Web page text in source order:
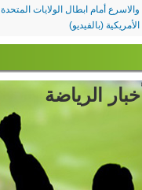
والاسرع أمام ابطال الولايات المتحدة
الأمريكية (بالفيديو)
الرياضة